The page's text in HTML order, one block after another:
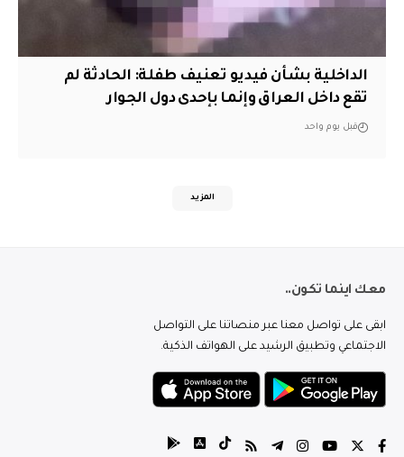
الداخلية بشأن فيديو تعنيف طفلة: الحادثة لم
تقع داخل العراق وإنما بإحدى دول الجوار
قبل يوم واحد
المزيد
معك اينما تكون..
ابقى على تواصل معنا عبر منصاتنا على التواصل
الاجتماعي وتطبيق الرشيد على الهواتف الذكية.